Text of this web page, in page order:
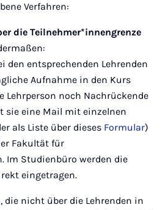
Verfahren:
die Teilnehmer*innengrenze
den entsprechenden Lehrenden
Aufnahme in den Kurs
Lehrperson noch Nachrückende
sie eine Mail mit einzelnen
als Liste über dieses Formular)
Fakultät für
Im Studienbüro werden die
eingetragen.
die nicht über die Lehrenden in